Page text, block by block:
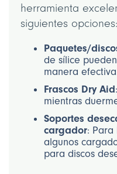
herramienta
siguientes opciones:
Paquetes/
de sílice
manera
Frascos Dry Aid
mientras
Soportes
cargador: Para
algunos
para discos